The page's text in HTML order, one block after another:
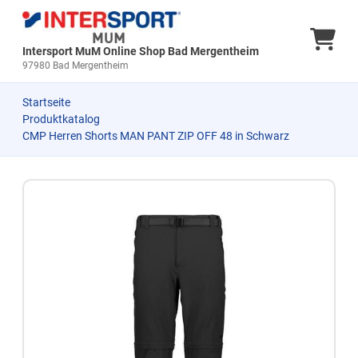
Intersport MuM Online Shop Bad Mergentheim
97980 Bad Mergentheim
Startseite
Produktkatalog
CMP Herren Shorts MAN PANT ZIP OFF 48 in Schwarz